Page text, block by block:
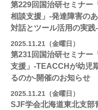
第229回国治研セミナー
相談支援」-発達障害の
対話とツール活用の実
2025.11.21（金曜日）
第231回国治研セミナー
支援」-TEACCHが幼児
るのか-開催のお知らせ
2025.11.21（金曜日）
SJF学会北海道東北支部